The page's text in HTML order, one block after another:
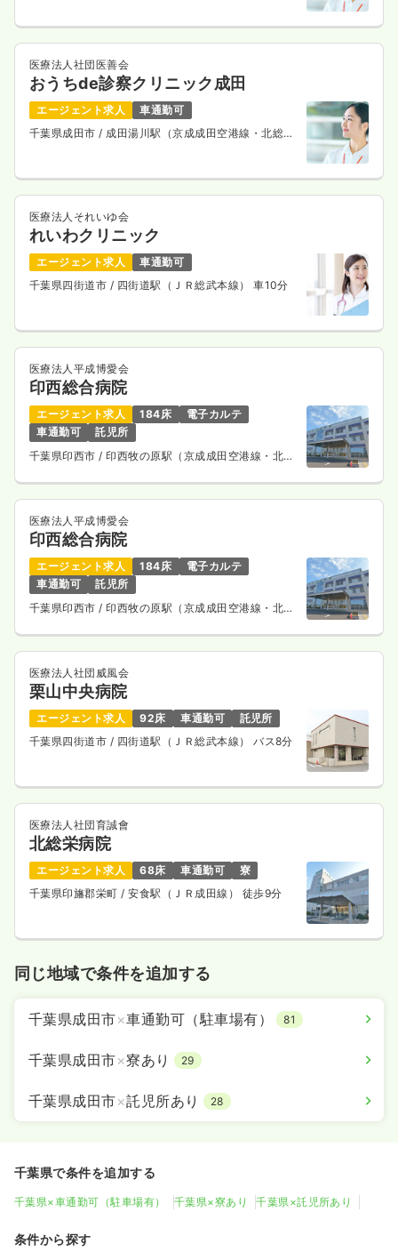
医療法人社団医善会
おうちde診察クリニック成田
エージェント求人
車通勤可
千葉県成田市/ 成田湯川駅（京成成田空港線・北総鉄
医療法人それいゆ会
れいわクリニック
エージェント求人
車通勤可
千葉県四街道市 / 四街道駅（ＪＲ総武本線） 車10分
医療法人平成博愛会
印西総合病院
エージェント求人 184床
電子カルテ
車通勤可
託児所
千葉県印西市 / 印西牧の原駅（京成成田空港線・北総
医療法人平成博愛会
印西総合病院
エージェント求人 184床
電子カルテ
車通勤可
託児所
千葉県印西市 / 印西牧の原駅（京成成田空港線・北総
医療法人社団威風会
栗山中央病院
エージェント求人 92床 車通勤可
託児所
千葉県四街道市 / 四街道駅（ＪＲ総武本線） バス8分
医療法人社団育誠會
北総栄病院
エージェント求人 68床 車通勤可
寮
千葉県印旛郡栄町/ 安食駅（ＪＲ成田線） 徒歩9分
同じ地域で条件を追加する
千葉県成田市×車通勤可（駐車場有） 81
千葉県成田市×寮あり 29
千葉県成田市×託児所あり 28
千葉県で条件を追加する
千葉県×車通勤可（駐車場有） 千葉県×寮あり 千葉県×託児所あり
条件から探す